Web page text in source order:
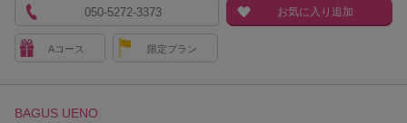
Aコース 限定プラン
050-5272-3373 お気に入り追加
BAGUS UENO